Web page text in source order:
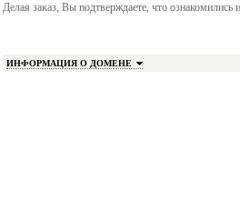
Делая заказ, Вы подтверждаете, что ознакомились
ИНФОРМАЦИЯ О ДОМЕНЕ